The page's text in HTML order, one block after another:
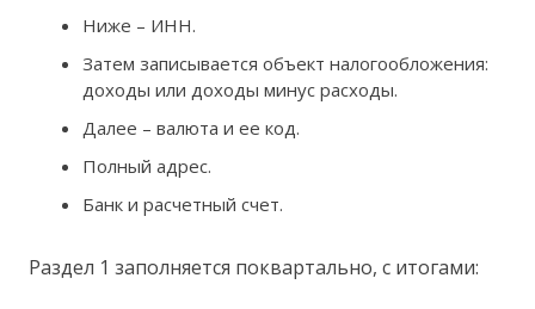
Ниже – ИНН.
Затем записывается объект налогообложения:
доходы или доходы минус расходы.
Далее – валюта и ее код.
Полный адрес.
Банк и расчетный счет.
Раздел 1 заполняется поквартально, с итогами: